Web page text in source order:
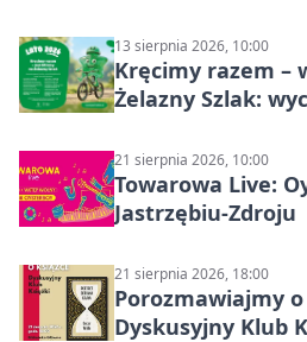
13 sierpnia 2026, 10:00
Kręcimy razem –
Żelazny Szlak:
21 sierpnia 2026, 10:00
Towarowa Live:
Jastrzębiu-Zdroju
21 sierpnia 2026, 18:00
Porozmawiajmy o
Dyskusyjny Klub